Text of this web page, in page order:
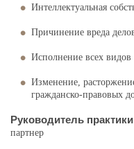
Интеллектуальная
Причинение вреда
Исполнение всех видов
Изменение,
гражданско-правовых
Руководитель
партнер